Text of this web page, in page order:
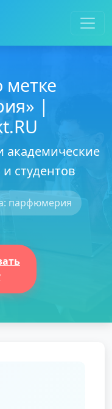
метке
|
академические
студентов
парфюмерия